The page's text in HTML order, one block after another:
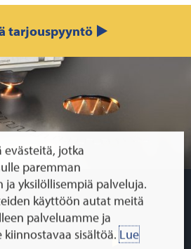
tarjouspyyntö ▶
evästeitä, jotka
paremman
ja yksilöllisempiä palveluja.
käyttöön autat meitä
palveluamme ja
sisältöä. Lue